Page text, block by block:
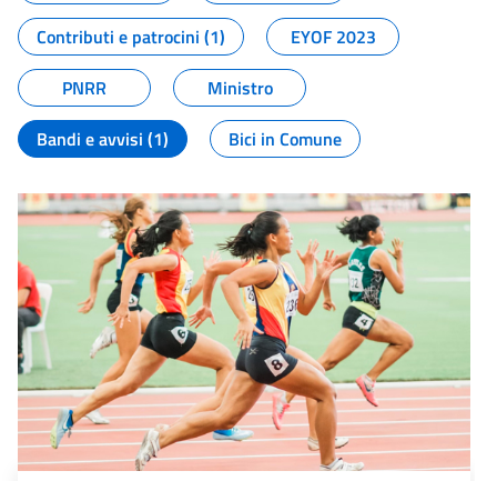
Contributi e patrocini (1)
EYOF 2023
PNRR
Ministro
Bandi e avvisi (1)
Bici in Comune